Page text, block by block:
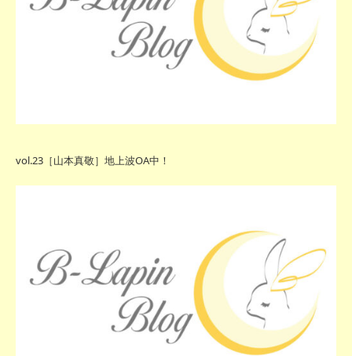
vol.23［山本真敬］地上波OA中！